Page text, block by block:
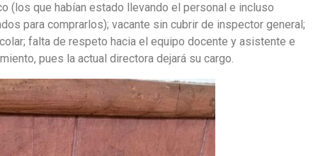
(los que habían estado llevando el personal e incluso
para comprarlos); vacante sin cubrir de inspector general;
falta de respeto hacia el equipo docente y asistente e
pues la actual directora dejará su cargo.